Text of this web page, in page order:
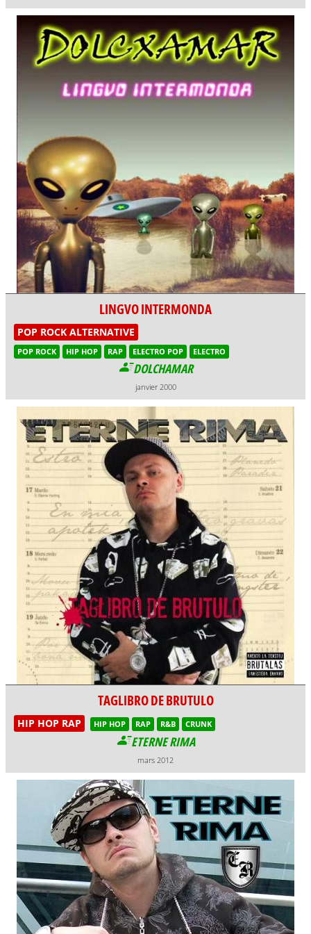
LINGVO INTERMONDA
POP ROCK ALTERNATIVE
POP ROCK HIP HOP RAP ELECTRO POP ELECTRO
DOLCHAMAR
janvier 2000
TAGLIBRO DE BRUTULO
HIP HOP RAP HIP HOP RAP R&B CRUNK
ETERNE RIMA
mars 2012